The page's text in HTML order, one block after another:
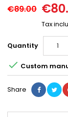
€89.00
Tax
Quantity
 Custom
Share